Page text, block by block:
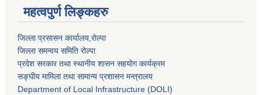
महत्वपुर्ण लिङ्कहरु
जिल्ला प्रसासन कार्यालय,राेल्पा
जिल्ला समन्वय समिति रोल्पा
प्रदेश सरकार तथा स्थानीय शासन सहयाेग कार्यक्रम
सङ्‍घीय मामिला तथा सामान्य प्रशासन मन्त्रालय
Department of Local Infrastructure (DOLI)